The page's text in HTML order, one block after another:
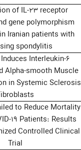
of IL-23 receptor
gene polymorphism
Iranian patients with
spondylitis
Interleukin-6
Alpha-smooth Muscle
in Systemic Sclerosis
to Reduce Mortality
19 Patients: Results
Controlled Clinical
Trial